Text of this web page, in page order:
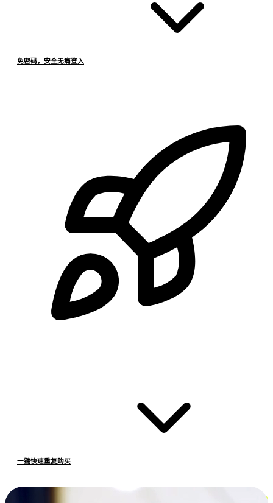
免密码，安全无痛登入
一键快速重复购买